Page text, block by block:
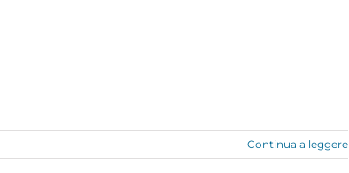
Continua a leggere